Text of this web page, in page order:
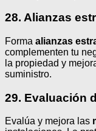
28. Alianzas
Forma alianzas
complementen tu
la propiedad y
suministro.
29. Evaluación
Evalúa y mejora las